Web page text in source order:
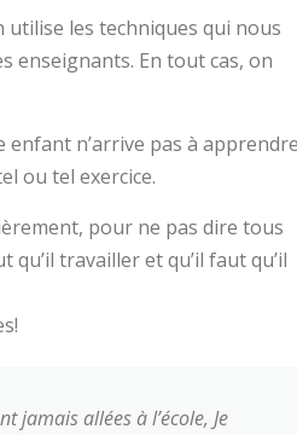
les techniques qui nous
enseignants. En tout cas, on
enfant n’arrive pas à
ou tel exercice.
pour ne pas dire tous
travailler et qu’il faut qu’il
jamais allées à l’école, Je